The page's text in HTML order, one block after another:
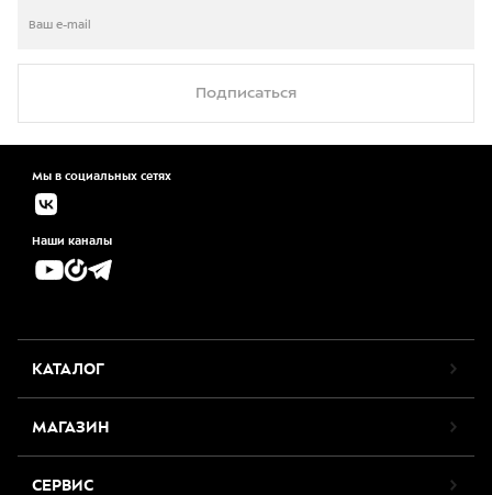
Подписаться
Мы в социальных сетях
Наши каналы
КАТАЛОГ
МАГАЗИН
СЕРВИС